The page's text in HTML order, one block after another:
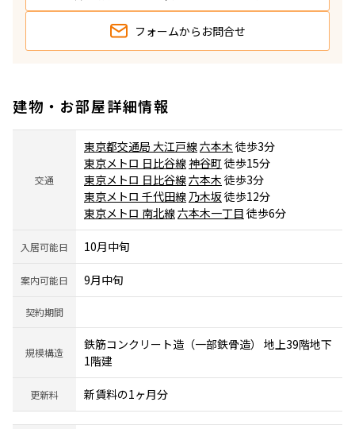
フォームから お問合せ
建物・お部屋詳細情報
交通
東京都交通局 大江戸線六本木 徒歩3分
東京メトロ 日比谷線神谷町 徒歩15分
東京メトロ 日比谷線六本木 徒歩3分
東京メトロ 千代田線 乃木坂徒歩12分
東京メトロ 南北線六本木一丁目 徒歩6分
入居可能日 10月中旬
案内可能日 9月中旬
契約期間
規模構造
鉄筋コンクリート造（一部鉄骨造） 地上39階地下
1階建
更新料 新賃料の1ヶ月分